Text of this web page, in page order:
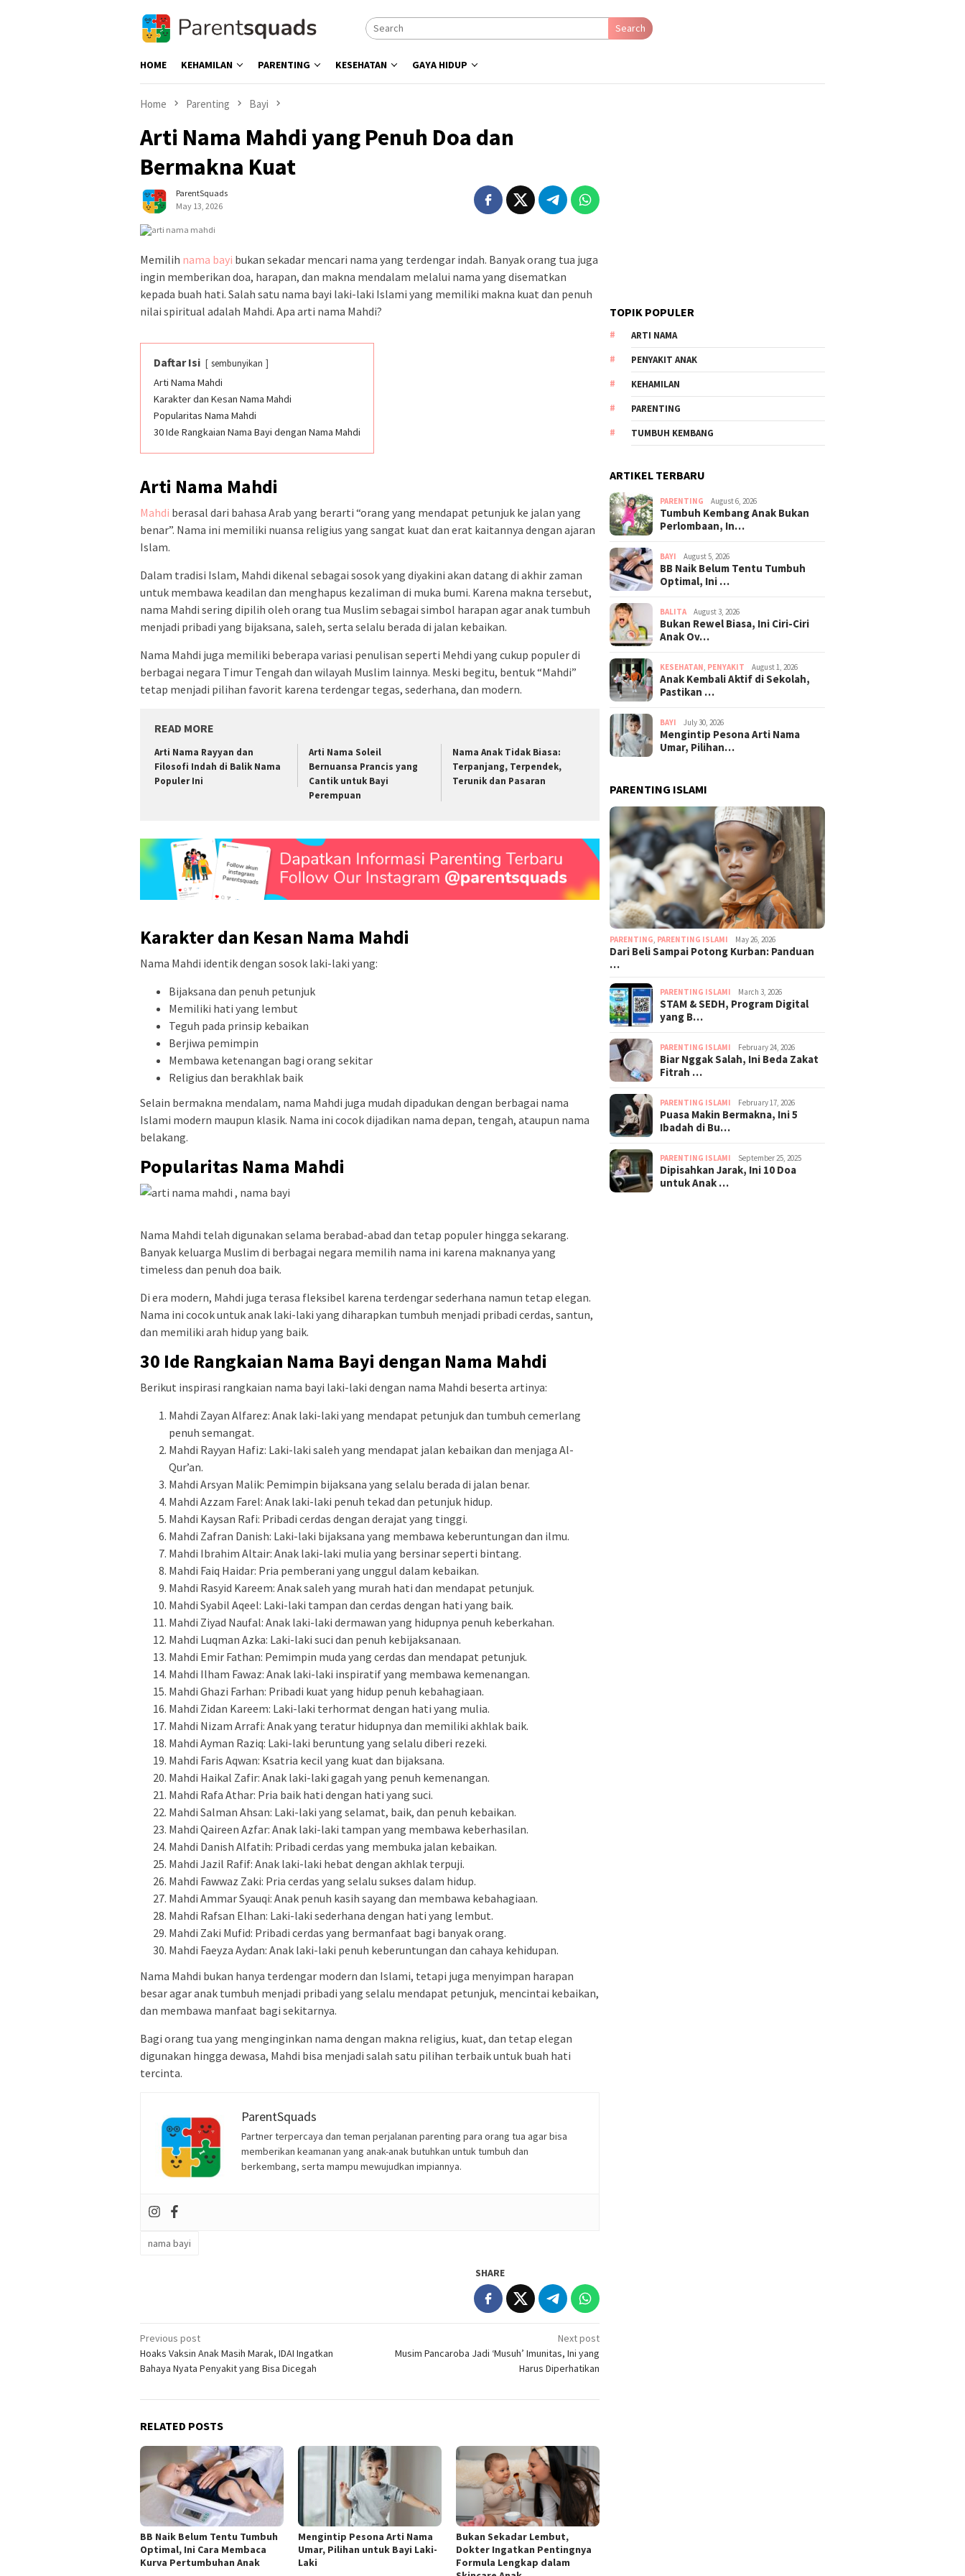
Search
HOME KEHAMILAN PARENTING KESEHATAN GAYA HIDUP
Home Parenting Bayi
Arti Nama Mahdi yang Penuh Doa dan
Bermakna Kuat
ParentSquads
May 13, 2026
Memilih nama bayi bukan sekadar mencari nama yang terdengar indah. Banyak orang tua juga
ingin memberikan doa, harapan, dan makna mendalam melalui nama yang disematkan
kepada buah hati. Salah satu nama bayi laki-laki Islami yang memiliki makna kuat dan penuh
nilai spiritual adalah Mahdi. Apa arti nama Mahdi?
Daftar Isi sembunyikan
Arti Nama Mahdi
Karakter dan Kesan Nama Mahdi
Popularitas Nama Mahdi
30 Ide Rangkaian Nama Bayi dengan Nama Mahdi
Arti Nama Mahdi
Mahdi berasal dari bahasa Arab yang berarti “orang yang mendapat petunjuk ke jalan yang
benar”. Nama ini memiliki nuansa religius yang sangat kuat dan erat kaitannya dengan ajaran
Islam.
Dalam tradisi Islam, Mahdi dikenal sebagai sosok yang diyakini akan datang di akhir zaman
untuk membawa keadilan dan menghapus kezaliman di muka bumi. Karena makna tersebut,
nama Mahdi sering dipilih oleh orang tua Muslim sebagai simbol harapan agar anak tumbuh
menjadi pribadi yang bijaksana, saleh, serta selalu berada di jalan kebaikan.
Nama Mahdi juga memiliki beberapa variasi penulisan seperti Mehdi yang cukup populer di
berbagai negara Timur Tengah dan wilayah Muslim lainnya. Meski begitu, bentuk “Mahdi”
tetap menjadi pilihan favorit karena terdengar tegas, sederhana, dan modern.
READ MORE
Arti Nama Rayyan dan
Filosofi Indah di Balik Nama
Populer Ini
Arti Nama Soleil
Bernuansa Prancis yang
Cantik untuk Bayi
Perempuan
Nama Anak Tidak Biasa:
Terpanjang, Terpendek,
Terunik dan Pasaran
Karakter dan Kesan Nama Mahdi
Nama Mahdi identik dengan sosok laki-laki yang:
Bijaksana dan penuh petunjuk
Memiliki hati yang lembut
Teguh pada prinsip kebaikan
Berjiwa pemimpin
Membawa ketenangan bagi orang sekitar
Religius dan berakhlak baik
Selain bermakna mendalam, nama Mahdi juga mudah dipadukan dengan berbagai nama
Islami modern maupun klasik. Nama ini cocok dijadikan nama depan, tengah, ataupun nama
belakang.
Popularitas Nama Mahdi
Nama Mahdi telah digunakan selama berabad-abad dan tetap populer hingga sekarang.
Banyak keluarga Muslim di berbagai negara memilih nama ini karena maknanya yang
timeless dan penuh doa baik.
Di era modern, Mahdi juga terasa fleksibel karena terdengar sederhana namun tetap elegan.
Nama ini cocok untuk anak laki-laki yang diharapkan tumbuh menjadi pribadi cerdas, santun,
dan memiliki arah hidup yang baik.
30 Ide Rangkaian Nama Bayi dengan Nama Mahdi
Berikut inspirasi rangkaian nama bayi laki-laki dengan nama Mahdi beserta artinya:
Mahdi Zayan Alfarez: Anak laki-laki yang mendapat petunjuk dan tumbuh cemerlang
penuh semangat.
Mahdi Rayyan Hafiz: Laki-laki saleh yang mendapat jalan kebaikan dan menjaga Al-
Qur’an.
Mahdi Arsyan Malik: Pemimpin bijaksana yang selalu berada di jalan benar.
Mahdi Azzam Farel: Anak laki-laki penuh tekad dan petunjuk hidup.
Mahdi Kaysan Rafi: Pribadi cerdas dengan derajat yang tinggi.
Mahdi Zafran Danish: Laki-laki bijaksana yang membawa keberuntungan dan ilmu.
Mahdi Ibrahim Altair: Anak laki-laki mulia yang bersinar seperti bintang.
Mahdi Faiq Haidar: Pria pemberani yang unggul dalam kebaikan.
Mahdi Rasyid Kareem: Anak saleh yang murah hati dan mendapat petunjuk.
Mahdi Syabil Aqeel: Laki-laki tampan dan cerdas dengan hati yang baik.
Mahdi Ziyad Naufal: Anak laki-laki dermawan yang hidupnya penuh keberkahan.
Mahdi Luqman Azka: Laki-laki suci dan penuh kebijaksanaan.
Mahdi Emir Fathan: Pemimpin muda yang cerdas dan mendapat petunjuk.
Mahdi Ilham Fawaz: Anak laki-laki inspiratif yang membawa kemenangan.
Mahdi Ghazi Farhan: Pribadi kuat yang hidup penuh kebahagiaan.
Mahdi Zidan Kareem: Laki-laki terhormat dengan hati yang mulia.
Mahdi Nizam Arrafi: Anak yang teratur hidupnya dan memiliki akhlak baik.
Mahdi Ayman Raziq: Laki-laki beruntung yang selalu diberi rezeki.
Mahdi Faris Aqwan: Ksatria kecil yang kuat dan bijaksana.
Mahdi Haikal Zafir: Anak laki-laki gagah yang penuh kemenangan.
Mahdi Rafa Athar: Pria baik hati dengan hati yang suci.
Mahdi Salman Ahsan: Laki-laki yang selamat, baik, dan penuh kebaikan.
Mahdi Qaireen Azfar: Anak laki-laki tampan yang membawa keberhasilan.
Mahdi Danish Alfatih: Pribadi cerdas yang membuka jalan kebaikan.
Mahdi Jazil Rafif: Anak laki-laki hebat dengan akhlak terpuji.
Mahdi Fawwaz Zaki: Pria cerdas yang selalu sukses dalam hidup.
Mahdi Ammar Syauqi: Anak penuh kasih sayang dan membawa kebahagiaan.
Mahdi Rafsan Elhan: Laki-laki sederhana dengan hati yang lembut.
Mahdi Zaki Mufid: Pribadi cerdas yang bermanfaat bagi banyak orang.
Mahdi Faeyza Aydan: Anak laki-laki penuh keberuntungan dan cahaya kehidupan.
Nama Mahdi bukan hanya terdengar modern dan Islami, tetapi juga menyimpan harapan
besar agar anak tumbuh menjadi pribadi yang selalu mendapat petunjuk, mencintai kebaikan,
dan membawa manfaat bagi sekitarnya.
Bagi orang tua yang menginginkan nama dengan makna religius, kuat, dan tetap elegan
digunakan hingga dewasa, Mahdi bisa menjadi salah satu pilihan terbaik untuk buah hati
tercinta.
ParentSquads
Partner terpercaya dan teman perjalanan parenting para orang tua agar bisa
memberikan keamanan yang anak-anak butuhkan untuk tumbuh dan
berkembang, serta mampu mewujudkan impiannya.
nama bayi
SHARE
Post
navigation
Previous post
Hoaks Vaksin Anak Masih Marak, IDAI Ingatkan
Bahaya Nyata Penyakit yang Bisa Dicegah
Next post
Musim Pancaroba Jadi ‘Musuh’ Imunitas, Ini yang
Harus Diperhatikan
RELATED POSTS
BB Naik Belum Tentu Tumbuh
Optimal, Ini Cara Membaca
Kurva Pertumbuhan Anak
Mengintip Pesona Arti Nama
Umar, Pilihan untuk Bayi Laki-
Laki
Bukan Sekadar Lembut,
Dokter Ingatkan Pentingnya
Formula Lengkap dalam
TOPIK POPULER
ARTI NAMA
PENYAKIT ANAK
KEHAMILAN
PARENTING
TUMBUH KEMBANG
ARTIKEL TERBARU
PARENTING August 6, 2026
Tumbuh Kembang Anak Bukan
Perlombaan, In…
BAYI August 5, 2026
BB Naik Belum Tentu Tumbuh
Optimal, Ini …
BALITA August 3, 2026
Bukan Rewel Biasa, Ini Ciri-Ciri
Anak Ov…
KESEHATAN, PENYAKIT August 1, 2026
Anak Kembali Aktif di Sekolah,
Pastikan …
BAYI July 30, 2026
Mengintip Pesona Arti Nama
Umar, Pilihan…
PARENTING ISLAMI
PARENTING PARENTING ISLAMI May 26, 2026
Dari Beli Sampai Potong Kurban: Panduan
…
PARENTING ISLAMI March 3, 2026
STAM & SEDH, Program Digital
yang B…
PARENTING ISLAMI February 24, 2026
Biar Nggak Salah, Ini Beda Zakat
Fitrah …
PARENTING ISLAMI February 17, 2026
Puasa Makin Bermakna, Ini 5
Ibadah di Bu…
PARENTING ISLAMI September 25, 2025
Dipisahkan Jarak, Ini 10 Doa
untuk Anak …